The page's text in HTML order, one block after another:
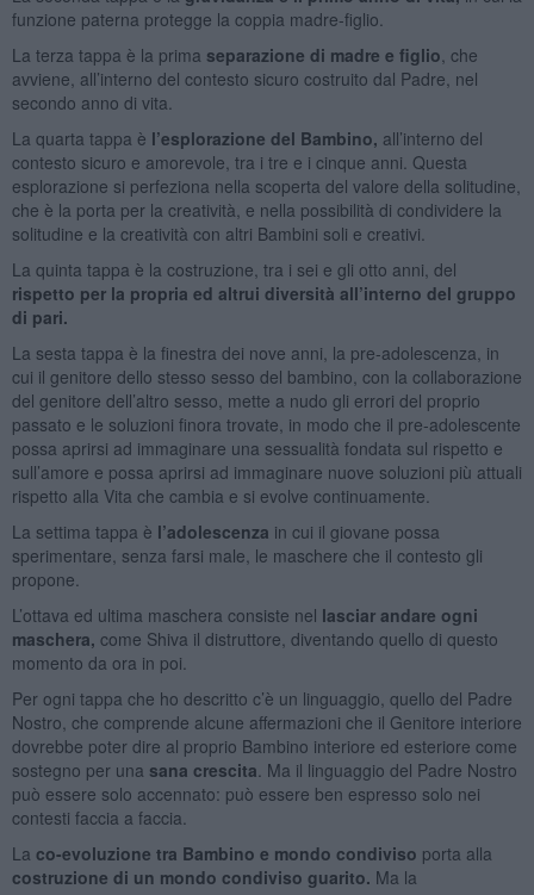
funzione paterna protegge la coppia madre-figlio.
La terza tappa è la prima separazione di madre e figlio , che
avviene, all’interno del contesto sicuro costruito dal Padre, nel
secondo anno di vita.
La quarta tappa è l’esplorazione del Bambino, all’interno del
contesto sicuro e amorevole, tra i tre e i cinque anni. Questa
esplorazione si perfeziona nella scoperta del valore della solitudine,
che è la porta per la creatività, e nella possibilità di condividere la
solitudine e la creatività con altri Bambini soli e creativi.
La quinta tappa è la costruzione, tra i sei e gli otto anni, del
rispetto per la propria ed altrui diversità all’interno del gruppo
di pari.
La sesta tappa è la finestra dei nove anni, la pre-adolescenza, in
cui il genitore dello stesso sesso del bambino, con la collaborazione
del genitore dell’altro sesso, mette a nudo gli errori del proprio
passato e le soluzioni finora trovate, in modo che il pre-adolescente
possa aprirsi ad immaginare una sessualità fondata sul rispetto e
sull’amore e possa aprirsi ad immaginare nuove soluzioni più attuali
rispetto alla Vita che cambia e si evolve continuamente.
La settima tappa è l’adolescenza in cui il giovane possa
sperimentare, senza farsi male, le maschere che il contesto gli
propone.
L’ottava ed ultima maschera consiste nel lasciar andare ogni
maschera, come Shiva il distruttore, diventando quello di questo
momento da ora in poi.
Per ogni tappa che ho descritto c’è un linguaggio, quello del Padre
Nostro, che comprende alcune affermazioni che il Genitore interiore
dovrebbe poter dire al proprio Bambino interiore ed esteriore come
sostegno per una sana crescita . Ma il linguaggio del Padre Nostro
può essere solo accennato: può essere ben espresso solo nei
contesti faccia a faccia.
La co-evoluzione tra Bambino e mondo condiviso porta alla
costruzione di un mondo condiviso guarito. Ma la